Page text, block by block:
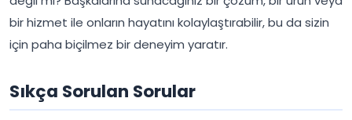
bir hizmet ile onların hayatını kolaylaştırabilir, bu da sizin
için paha biçilmez bir deneyim yaratır.
Sıkça Sorulan Sorular